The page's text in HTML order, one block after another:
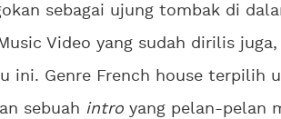
sebagai ujung tombak di
Video yang sudah dirilis
ini. Genre French house terpilih
sebuah intro yang pelan-pelan